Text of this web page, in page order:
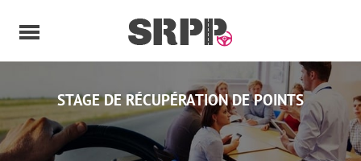
STAGE DE RÉCUPÉRATION DE POINTS